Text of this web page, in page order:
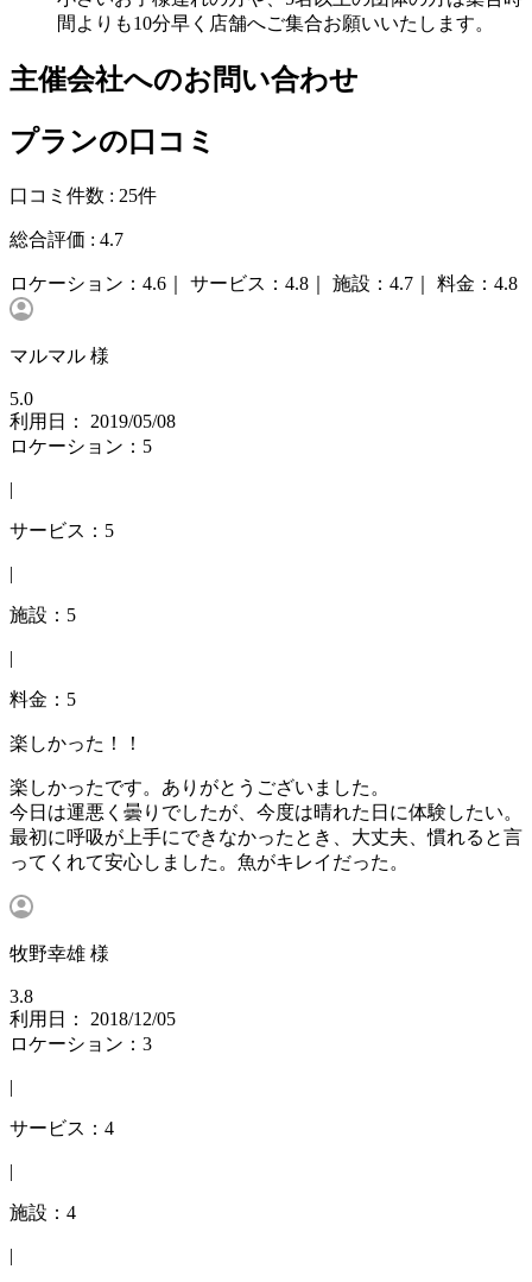
間よりも10分早く店舗へご集合お願いいたします。
主催会社へのお問い合わせ
プランの口コミ
口コミ件数 : 25件
総合評価 : 4.7
ロケーション： 4.6｜ サービス： 4.8｜ 施設： 4.7｜ 料金： 4.8
マルマル 様
5.0
利用日： 2019/05/08
ロケーション：5
|
サービス：5
|
施設：5
|
料金：5
楽しかった！！
楽しかったです。ありがとうございました。
今日は運悪く曇りでしたが、今度は晴れた日に体験したい。
最初に呼吸が上手にできなかったとき、大丈夫、慣れると言
ってくれて安心しました。魚がキレイだった。
牧野幸雄 様
3.8
利用日： 2018/12/05
ロケーション：3
|
サービス：4
|
施設：4
|